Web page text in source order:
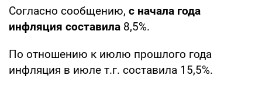
Согласно сообщению, с начала года
инфляция составила 8,5%.
По отношению к июлю прошлого года
инфляция в июле т.г. составила 15,5%.